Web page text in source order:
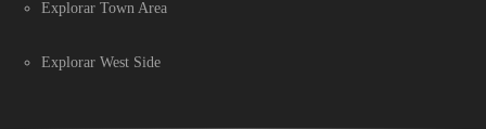
Explorar Town Area
Explorar West Side